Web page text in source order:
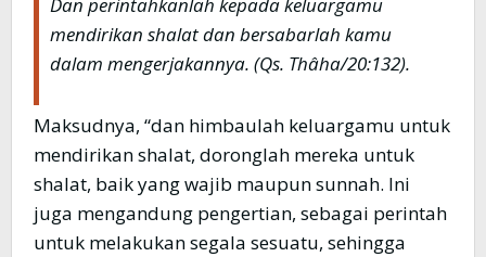
mendirikan shalat dan bersabarlah kamu
dalam mengerjakannya. (Qs. Thâha/20:132).
Maksudnya, “dan himbaulah keluargamu untuk
mendirikan shalat, doronglah mereka untuk
shalat, baik yang wajib maupun sunnah. Ini
juga mengandung pengertian, sebagai perintah
untuk melakukan segala sesuatu, sehingga